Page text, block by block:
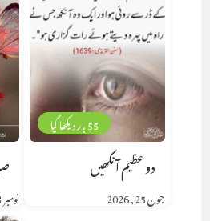
نومبر 28, 2023
55 بار دیکھا گیا
دو عظیم آنکھیں
جون 25, 2026